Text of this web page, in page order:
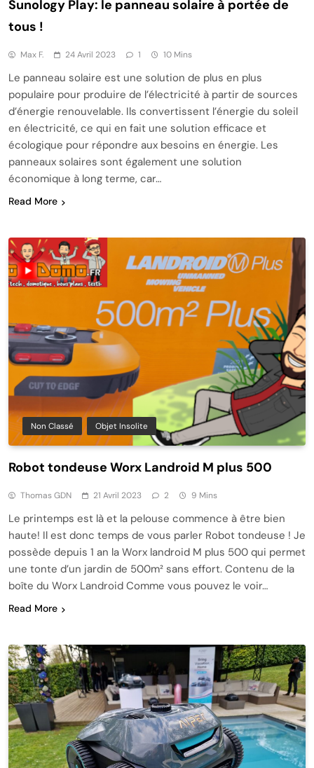
Sunology Play: le panneau solaire à portée de
tous !
Max F. 24 Avril 2023 1 10 Mins
Le panneau solaire est une solution de plus en plus
populaire pour produire de l’électricité à partir de sources
d’énergie renouvelable. Ils convertissent l’énergie du soleil
en électricité, ce qui en fait une solution efficace et
écologique pour répondre aux besoins en énergie. Les
panneaux solaires sont également une solution
économique à long terme, car…
Read More
Non Classé Objet Insolite
Robot tondeuse Worx Landroid M plus 500
Thomas GDN 21 Avril 2023 2 9 Mins
Le printemps est là et la pelouse commence à être bien
haute! Il est donc temps de vous parler Robot tondeuse ! Je
possède depuis 1 an la Worx landroid M plus 500 qui permet
une tonte d’un jardin de 500m² sans effort. Contenu de la
boîte du Worx Landroid Comme vous pouvez le voir…
Read More